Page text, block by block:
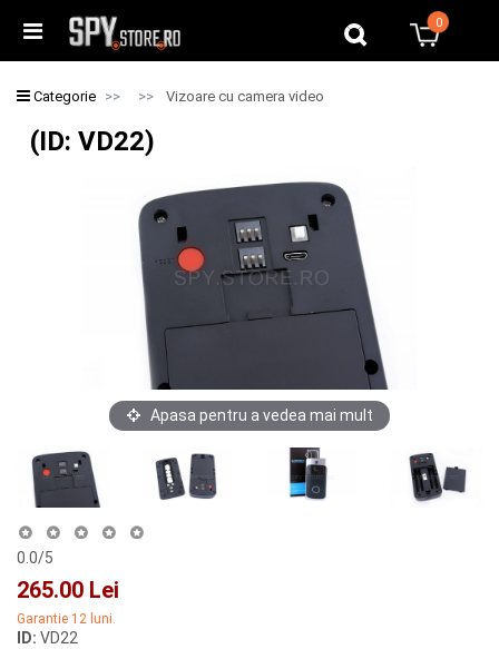
0
Categorie Vizoare cu camera video
(ID: VD22)
Apasa pentru a vedea mai mult
0.0/5
265.00 Lei
Garantie 12 luni.
ID: VD22